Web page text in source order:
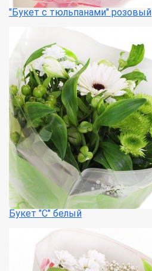
"Букет с тюльпанами" розовый
Букет "С" белый